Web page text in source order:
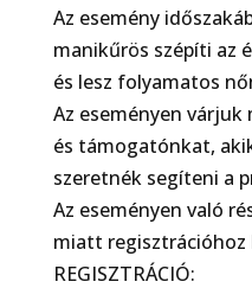
Az esemény
manikűrös szépíti
és lesz folyamatos
Az eseményen
és támogatónkat,
szeretnék segíteni a
Az eseményen való
miatt
REGISZTRÁCIÓ: